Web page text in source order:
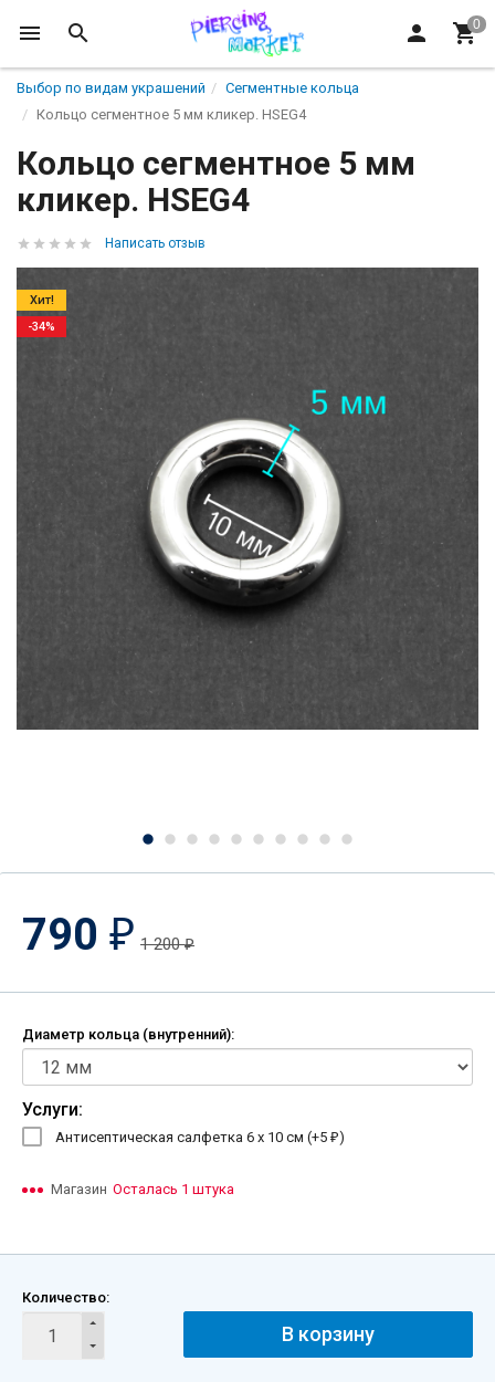
Выбор по видам украшений
Сегментные кольца
Кольцо сегментное 5 мм кликер. HSEG4
Кольцо сегментное 5 мм
кликер. HSEG4
Написать отзыв
Хит!
-34%
790 ₽ 1 200₽
Диаметр кольца (внутренний):
Услуги:
Антисептическая салфетка 6 х 10 см (+5 ₽)
Магазин Осталась 1 штука
Количество:
В корзину